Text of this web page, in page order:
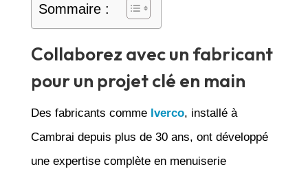
Sommaire :
Collaborez avec un fabricant
pour un projet clé en main
Des fabricants comme Iverco, installé à
Cambrai depuis plus de 30 ans, ont développé
une expertise complète en menuiserie